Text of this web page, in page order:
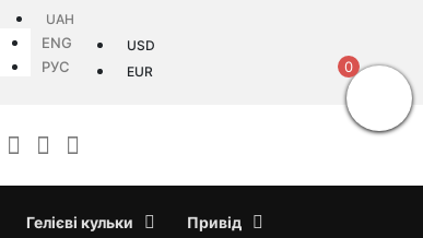
ENG
РУС
UAH
USD
EUR
Гелієві кульки Привід
0